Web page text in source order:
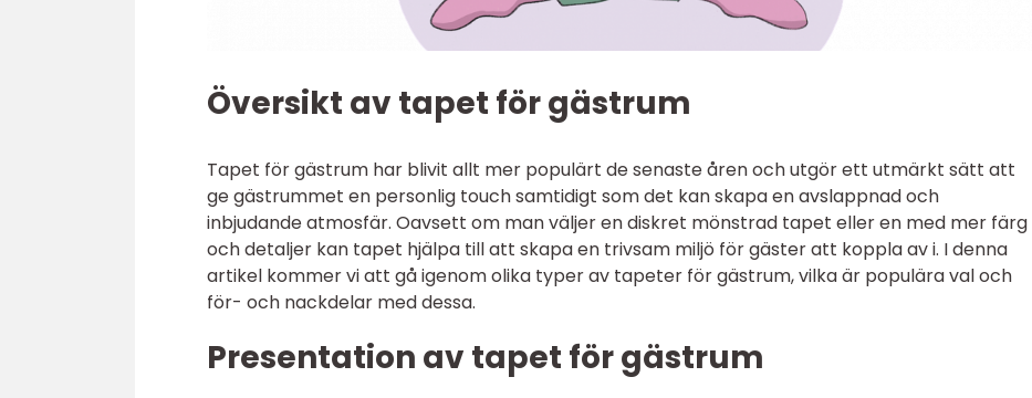
Översikt av tapet för gästrum
Tapet för gästrum har blivit allt mer populärt de senaste åren och utgör ett utmärkt sätt att
ge gästrummet en personlig touch samtidigt som det kan skapa en avslappnad och
inbjudande atmosfär. Oavsett om man väljer en diskret mönstrad tapet eller en med mer färg
och detaljer kan tapet hjälpa till att skapa en trivsam miljö för gäster att koppla av i. I denna
artikel kommer vi att gå igenom olika typer av tapeter för gästrum, vilka är populära val och
för- och nackdelar med dessa.
Presentation av tapet för gästrum